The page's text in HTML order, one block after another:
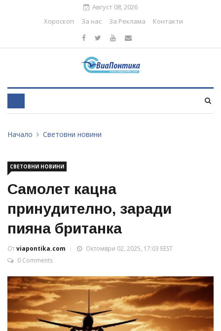
Август 08, 2026
Хороскоп
За нас За Реклама Контакти
Начало Световни новини
СВЕТОВНИ НОВИНИ
Самолет кацна
принудително, заради
пияна британка
Отviapontika.com
Октомври 02, 2025, 17:03 EEST
0 Comments